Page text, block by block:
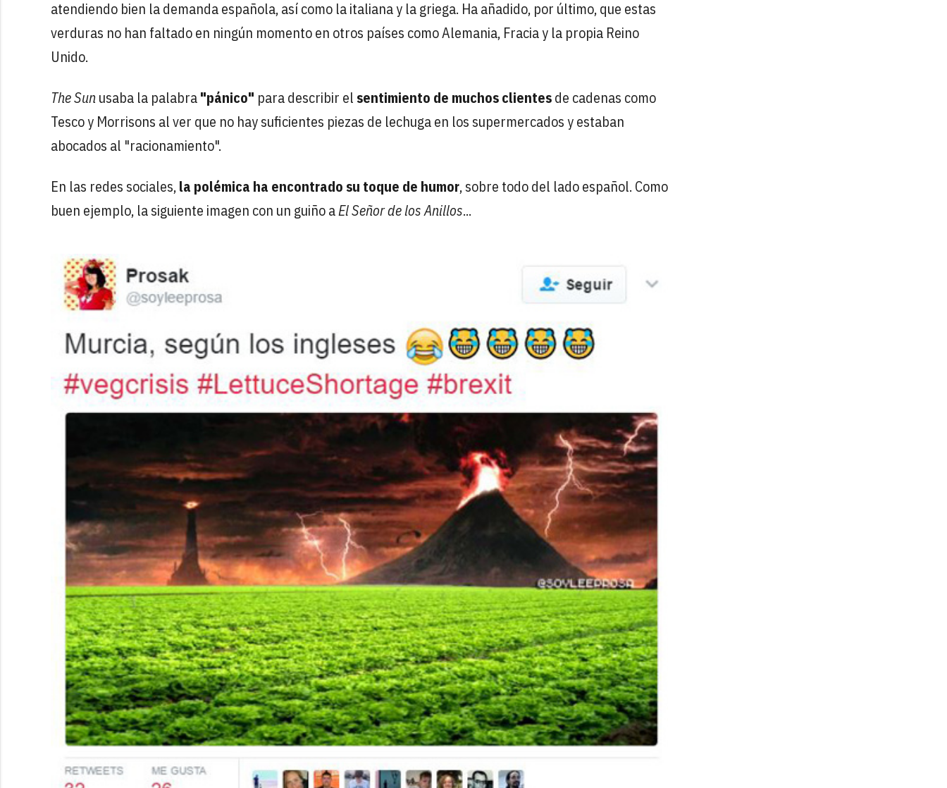
atendiendo bien la demanda española, así como la italiana y la griega. Ha añadido, por último, que estas
verduras no han faltado en ningún momento en otros países como Alemania, Fracia y la propia Reino
Unido.
The Sun usaba la palabra"pánico" para describir el sentimiento de muchos clientesde cadenas como
Tesco y Morrisons al ver que no hay suficientes piezas de lechuga en los supermercados y estaban
abocados al "racionamiento".
En las redes sociales,la polémica ha encontrado su toque de humor, sobre todo del lado español. Como
buen ejemplo, la siguiente imagen con un guiño aEl Señor de los Anillos...